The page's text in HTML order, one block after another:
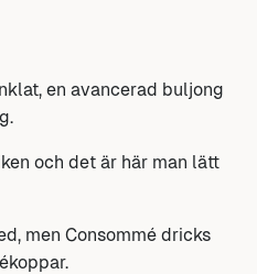
en avancerad buljong
och det är här man lätt
men Consommé dricks